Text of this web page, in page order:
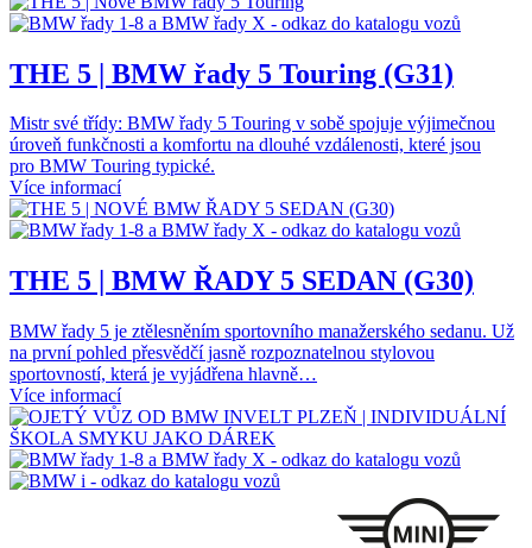
THE 5 | BMW řady 5 Touring (G31)
Mistr své třídy: BMW řady 5 Touring v sobě spojuje výjimečnou
úroveň funkčnosti a komfortu na dlouhé vzdálenosti, které jsou
pro BMW Touring typické.
Více informací
THE 5 | BMW ŘADY 5 SEDAN (G30)
BMW řady 5 je ztělesněním sportovního manažerského sedanu. Už
na první pohled přesvědčí jasně rozpoznatelnou stylovou
sportovností, která je vyjádřena hlavně…
Více informací